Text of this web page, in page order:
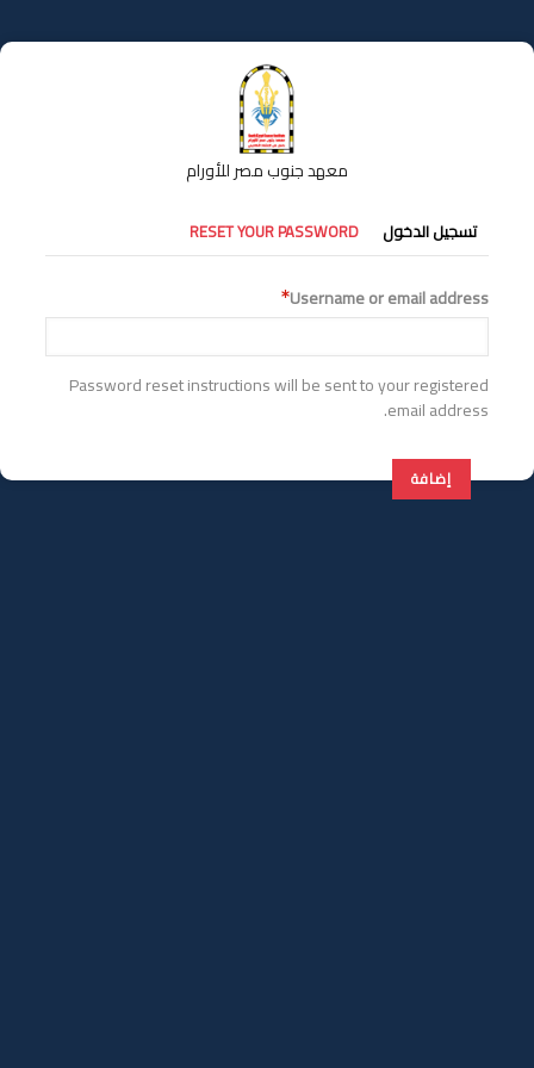
إلى
المحتوى
معهد جنوب مصر للأورام
التبويبات
الأساسية
تسجيل الدخول RESET YOUR PASSWORD
Username or email address
Password reset instructions will be sent to your registered
email address.